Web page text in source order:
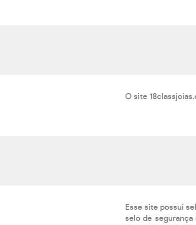
O site
Esse site possui
selo de